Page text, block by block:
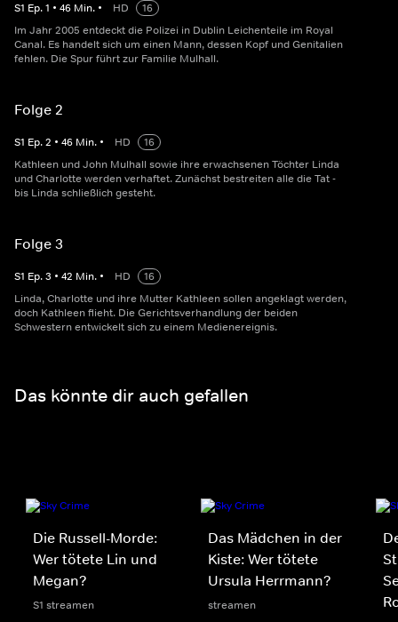
S1 Ep.1 • 46 Min. • HD
16
Im Jahr 2005 entdeckt die Polizei in Dublin Leichenteile im Royal
Canal. Es handelt sich um einen Mann, dessen Kopf und Genitalien
fehlen. Die Spur führt zur Familie Mulhall.
Folge 2
S1 Ep.2 • 46 Min. • HD
16
Kathleen und John Mulhall sowie ihre erwachsenen Töchter Linda
und Charlotte werden verhaftet. Zunächst bestreiten alle die Tat -
bis Linda schließlich gesteht.
Folge 3
S1 Ep.3 • 42 Min. • HD
16
Linda, Charlotte und ihre Mutter Kathleen sollen angeklagt werden,
doch Kathleen flieht. Die Gerichtsverhandlung der beiden
Schwestern entwickelt sich zu einem Medienereignis.
Das könnte dir auch gefallen
Die Russell-Morde:
Wer tötete Lin und
Megan?
S1 streamen
Das Mädchen in der
Kiste: Wer tötete
Ursula Herrmann?
streamen